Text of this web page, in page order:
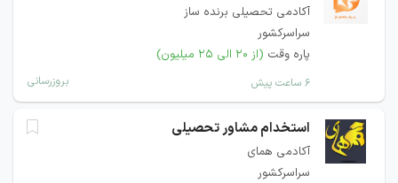
آکادمی تحصیلی برنده ساز
سراسرکشور
پاره وقت (از ۲۰ الی ۲۵ میلیون)
۶ ساعت پیش بروزرسانی
استخدام مشاور تحصیلی
آکادمی همای
سراسرکشور